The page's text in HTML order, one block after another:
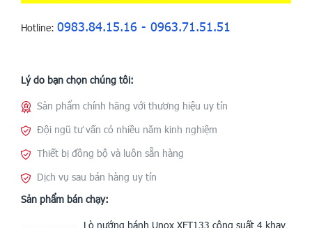
Hotline: 0983.84.15.16 - 0963.71.51.51
Lý do bạn chọn chúng tôi:
Sản phẩm chính hãng với thương hiệu uy tín
Đội ngũ tư vấn có nhiều năm kinh nghiệm
Thiết bị đồng bộ và luôn sẵn hàng
Dịch vụ sau bán hàng uy tín
Sản phẩm bán chạy:
Lò nướng bánh Unox XFT133 công suất 4 khay